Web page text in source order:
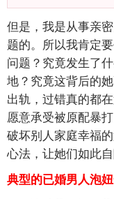
但是，我是从事亲
题的。所以我肯定
问题？究竟发生了
地？究竟这背后的
出轨，过错真的都
愿意承受被原配暴
破坏别人家庭幸福
心法，让她们如此
典型的已婚男人泡